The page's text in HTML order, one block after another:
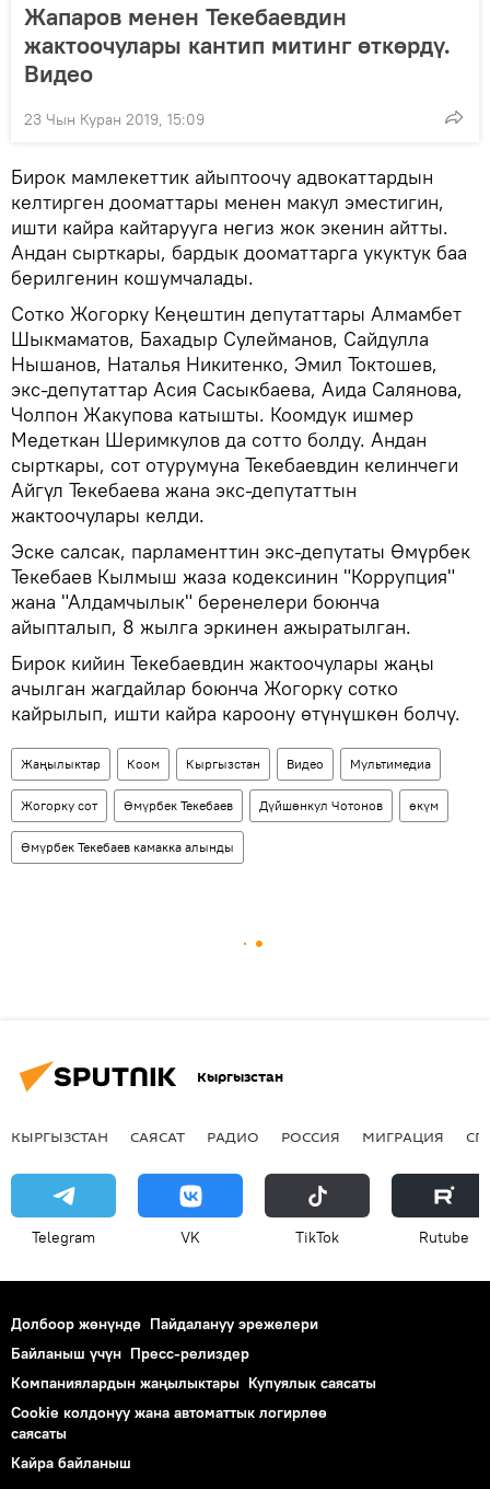
Жапаров менен Текебаевдин
жактоочулары кантип митинг өткөрдү.
Видео
23 Чын Куран 2019, 15:09
Бирок мамлекеттик айыптоочу адвокаттардын
келтирген дооматтары менен макул эместигин,
ишти кайра кайтарууга негиз жок экенин айтты.
Андан сырткары, бардык дооматтарга укуктук баа
берилгенин кошумчалады.
Сотко Жогорку Кеңештин депутаттары Алмамбет
Шыкмаматов, Бахадыр Сулейманов, Сайдулла
Нышанов, Наталья Никитенко, Эмил Токтошев,
экс-депутаттар Асия Сасыкбаева, Аида Салянова,
Чолпон Жакупова катышты. Коомдук ишмер
Медеткан Шеримкулов да сотто болду. Андан
сырткары, сот отурумуна Текебаевдин келинчеги
Айгүл Текебаева жана экс-депутаттын
жактоочулары келди.
Эске салсак, парламенттин экс-депутаты Өмүрбек
Текебаев Кылмыш жаза кодексинин "Коррупция"
жана "Алдамчылык" беренелери боюнча
айыпталып, 8 жылга эркинен ажыратылган.
Бирок кийин Текебаевдин жактоочулары жаңы
ачылган жагдайлар боюнча Жогорку сотко
кайрылып, ишти кайра кароону өтүнүшкөн болчу.
Жаңылыктар Коом Кыргызстан Видео Мультимедиа
Жогорку сот Өмүрбек Текебаев Дүйшөнкул Чотонов өкүм
Өмүрбек Текебаев камакка алынды
Кыргызстан
КЫРГЫЗСТАН САЯСАТ РАДИО РОССИЯ МИГРАЦИЯ
Telegram VK ТikТоk Rutube
Долбоор жөнүндө Пайдалануу эрежелери
Байланыш үчүн Пресс-релиздер
Компаниялардын жаңылыктары Купуялык саясаты
Cookie колдонуу жана автоматтык логирлөө
саясаты
Кайра байланыш